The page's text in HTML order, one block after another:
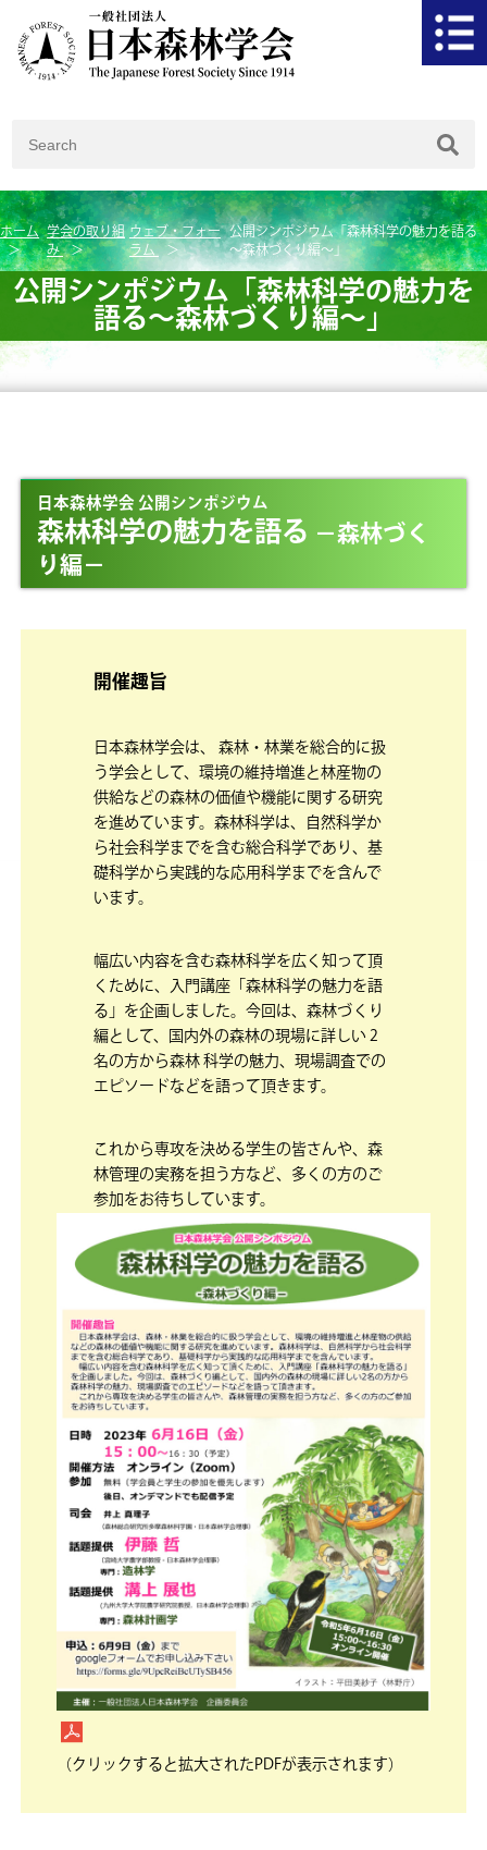
ホーム 学会の取り組
み
ウェブ・フォー
ラム
公開シンポジウム「森林科学の魅力を語る
～森林づくり編～」
公開シンポジウム「森林科学の魅力を
語る～森林づくり編～」
日本森林学会 公開シンポジウム
森林科学の魅力を語る －森林づく
り編－
開催趣旨
日本森林学会は、 森林・林業を総合的に扱
う学会として、環境の維持増進と林産物の
供給などの森林の価値や機能に関する研究
を進めています。森林科学は、自然科学か
ら社会科学までを含む総合科学であり、基
礎科学から実践的な応用科学までを含んで
います。
幅広い内容を含む森林科学を広く知って頂
くために、入門講座「森林科学の魅力を語
る」を企画しました。今回は、森林づくり
編として、国内外の森林の現場に詳しい 2
名の方から森林 科学の魅力、現場調査での
エピソードなどを語って頂きます。
これから専攻を決める学生の皆さんや、森
林管理の実務を担う方など、多くの方のご
参加をお待ちしています。
（クリックすると拡大されたPDFが表示されます）